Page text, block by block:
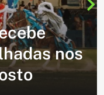
está de